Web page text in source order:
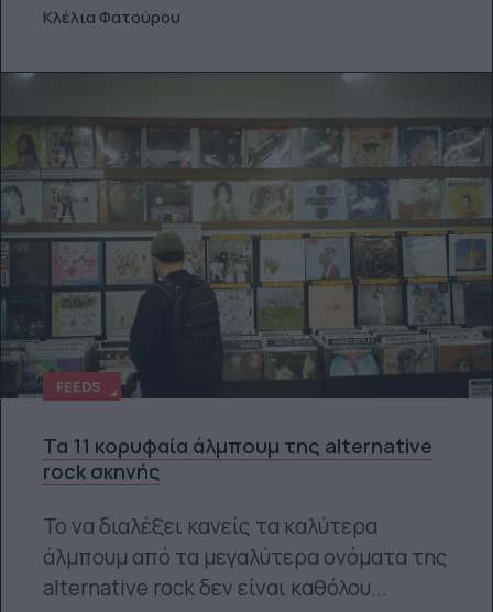
Κλέλια Φατούρου
FEEDS
Τα 11 κορυφαία άλμπουμ της alternative
rock σκηνής
Το να διαλέξει κανείς τα καλύτερα
άλμπουμ από τα μεγαλύτερα ονόματα της
alternative rock δεν είναι καθόλου...